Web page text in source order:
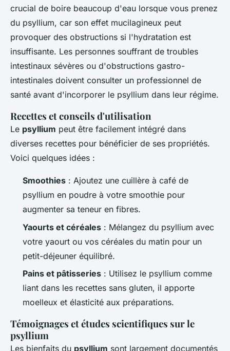
crucial de boire beaucoup d'eau lorsque vous prenez
du psyllium, car son effet mucilagineux peut
provoquer des obstructions si l'hydratation est
insuffisante. Les personnes souffrant de troubles
intestinaux sévères ou d'obstructions gastro-
intestinales doivent consulter un professionnel de
santé avant d'incorporer le psyllium dans leur régime.
Recettes et conseils d'utilisation
Le psyllium peut être facilement intégré dans
diverses recettes pour bénéficier de ses propriétés.
Voici quelques idées :
Smoothies : Ajoutez une cuillère à café de
psyllium en poudre à votre smoothie pour
augmenter sa teneur en fibres.
Yaourts et céréales : Mélangez du psyllium avec
votre yaourt ou vos céréales du matin pour un
petit-déjeuner équilibré.
Pains et pâtisseries : Utilisez le psyllium comme
liant dans les recettes sans gluten, il apporte
moelleux et élasticité aux préparations.
Témoignages et études scientifiques sur le
psyllium
Les bienfaits du psyllium sont largement documentés